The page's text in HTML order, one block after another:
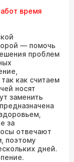
время
— помочь
проблем
как считаем
носят
заменить
за
отвечают
поэтому
дней.